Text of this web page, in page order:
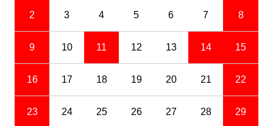
2 3 4 5 6 7 8
9 10 11 12 13 14 15
16 17 18 19 20 21 22
23 24 25 26 27 28 29